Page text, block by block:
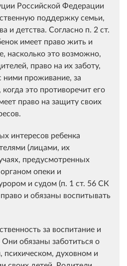
Российской Федерации
поддержку семьи,
и детства. Согласно п. 2 ст.
имеет право жить и
насколько это возможно,
право на их заботу,
ними проживание, за
это противоречит его
право на защиту своих
интересов ребенка
(лицами, их
предусмотренных
опеки и
и судом (п. 1 ст. 56 СК
и обязаны воспитывать
за воспитание и
Они обязаны заботиться о
психическом, духовном и